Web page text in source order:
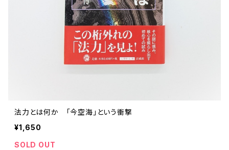
法力とは何か 「今空海」という衝撃
¥1,650
SOLD OUT